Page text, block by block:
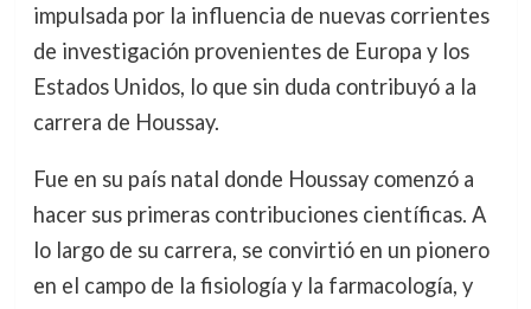
impulsada por la influencia de nuevas corrientes
de investigación provenientes de Europa y los
Estados Unidos, lo que sin duda contribuyó a la
carrera de Houssay.
Fue en su país natal donde Houssay comenzó a
hacer sus primeras contribuciones científicas. A
lo largo de su carrera, se convirtió en un pionero
en el campo de la fisiología y la farmacología, y